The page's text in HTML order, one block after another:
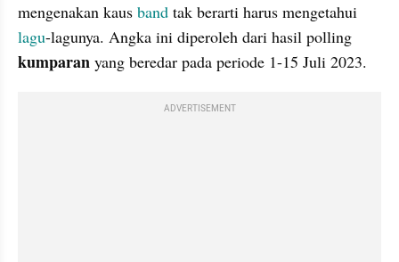
mengenakan kaus band
lagu
kumparan yang beredar pada periode 1-15 Juli 2023.
ADVERTISEMENT